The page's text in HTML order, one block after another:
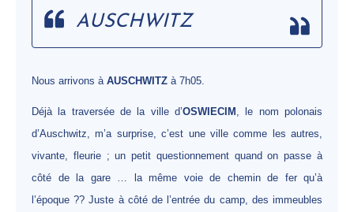
AUSCHWITZ
Nous arrivons à AUSCHWITZ à 7h05.
Déjà la traversée de la ville d’OSWIECIM , le nom polonais
d’Auschwitz, m’a surprise, c’est une ville comme les autres,
vivante, fleurie ; un petit questionnement quand on passe à
côté de la gare … la même voie de chemin de fer qu’à
l’époque ?? Juste à côté de l’entrée du camp, des immeubles